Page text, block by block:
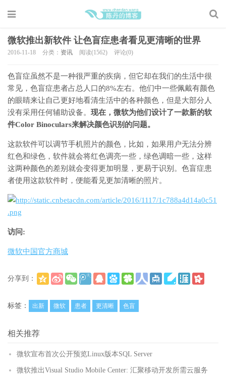
微软推出新软件 让色盲症患者看见更清晰的世界
2016-11-18 分类： 资讯 阅读(1562) 评论(0)
色盲症虽然不是一种很严重的疾病，但它却在我们的生活中很
常见，色盲症患者占总人口的8%左右。他们中一些佩戴有颜色
的眼睛来让自己更好地看清生活中的各种颜色，但是大部分人
没有采用任何辅助设备。 现在，微软为他们设计了一款新的软
件Color Binoculars来解决颜色识别的问题。
这款软件可以调节手机照片的颜色，比如，如果用户无法分辨
红色和绿色，软件就会将红色调亮一些，绿色调暗一些，这样
这两种颜色的差别就会变得更加明显，更易于识别。色盲症患
者使用这款软件时，便能看见更加清晰的照片。
访问:
微软中国官方商城
分享到：
标签：
出新 微软 患者 更清晰 色盲
相关推荐
微软宣布首次公开预览Linux版本SQL Server
微软推出Visual Studio Mobile Center: 汇聚移动开发所需云服务